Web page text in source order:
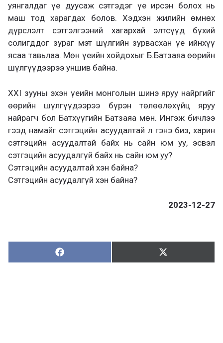
уянгалдаг үе дуусаж сэтгэдэг үе ирсэн болох нь
маш тод харагдах болов. Хэдхэн жилийн өмнөх
дүрслэлт сэтгэлгээний хагархай элтсүүд бүхий
солигддог зураг мэт шүлгийн зурвасхан үе ийнхүү
ясаа тавьлаа. Мөн үеийн хойдохыг Б.Батзаяа өөрийн
шүлгүүдээрээ уншив байна.
ХХI зууны эхэн үеийн монголын шинэ яруу найргийг
өөрийн шүлгүүдээрээ бүрэн төлөөлөхүйц яруу
найрагч бол Батхүүгийн Батзаяа мөн. Ингэж бичлээ
гээд намайг сэтгэцийн асуудалтай л гэнэ биз, харин
сэтгэцийн асуудалтай байх нь сайн юм уу, эсвэл
сэтгэцийн асуудалгүй байх нь сайн юм уу?
Сэтгэцийн асуудалтай хэн байна?
Сэтгэцийн асуудалгүй хэн байна?
2023-12-27
Хуваалцах:
Х
у
Түгээх:
Т
ү